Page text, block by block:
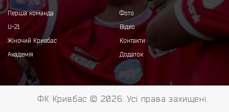
Перша команда
U-21
Жіночий Кривбас
Академія
Фото
Відео
Контакти
Додаток
ФК Кривбас © 2026. Усі права захищені.